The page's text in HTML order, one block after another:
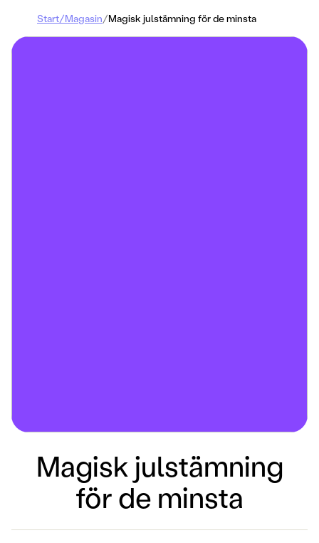
Start/Magasin/Magisk julstämning för de minsta
Magisk julstämning
för de minsta